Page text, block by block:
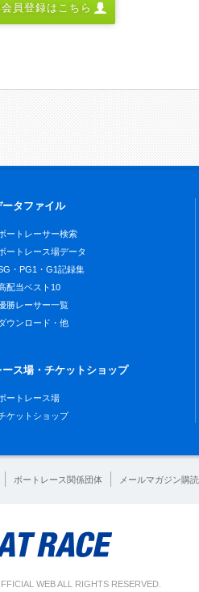
員登録はこちら
タファイル
ートレーサー検索
ートレース場データ
・PG1・G1記録集
配当ベスト10
勝レーサー一覧
ウンロード・他
ス場・チケットショップ
ートレース場
ケットショップ
ボートレース関係団体 メールマガジン購読
WEB ALL RIGHTS RESERVED.